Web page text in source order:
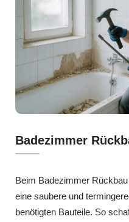
Badezimmer
Beim Badezimmer
eine saubere und
benötigten Bauteile. So